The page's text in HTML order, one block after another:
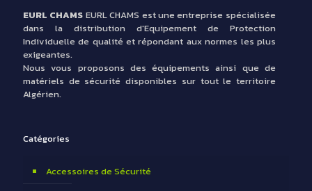
EURL CHAMS EURL CHAMS est une entreprise spécialisée
dans la distribution d'Equipement de Protection
Individuelle de qualité et répondant aux normes les plus
exigeantes.
Nous vous proposons des équipements ainsi que de
matériels de sécurité disponibles sur tout le territoire
Algérien.
Catégories
Accessoires de Sécurité